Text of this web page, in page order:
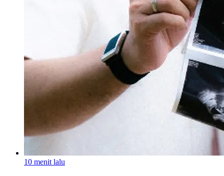
10 menit lalu